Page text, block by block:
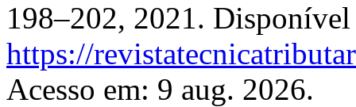
198–202, 2021.
https://
Acesso em: 9 aug. 2026.